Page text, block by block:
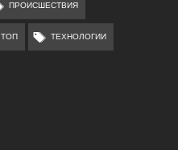
ПРОИСШЕСТВИЯ
ТОП ТЕХНОЛОГИИ